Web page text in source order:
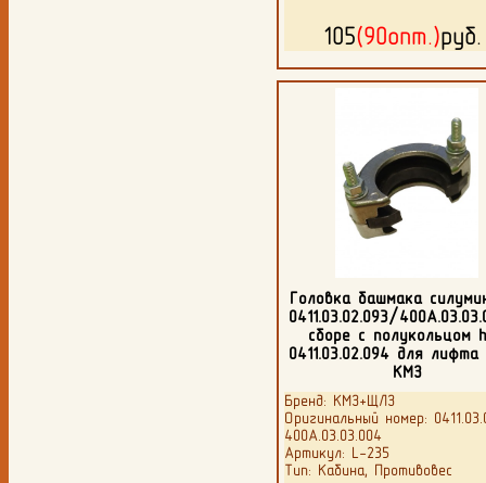
105(90опт.)
Головка башмака
0411.03.02.093/
сборе с полукольцом
0411.03.02.094 для
КМЗ
Бренд: КМЗ+ЩЛЗ
Оригинальный номер:
400А.03.03.004
Артикул: L-235
Тип: Кабина, Противовес